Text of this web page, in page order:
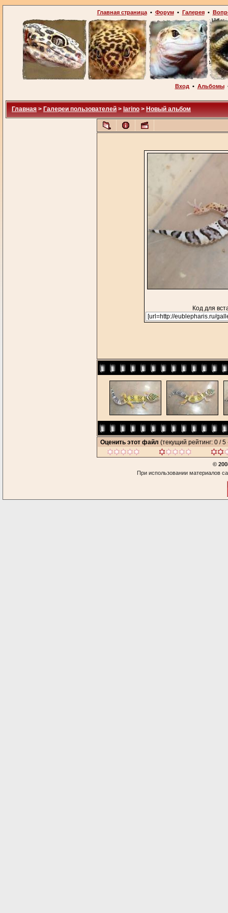
Главная страница• Форум• Галерея•
Вход • Альбомы
Главная > Галереи пользователей > larino > Новый альбом
Код для
Оценить этот файл (текущий рейтинг: 0 / 5
©
При использовании материалов